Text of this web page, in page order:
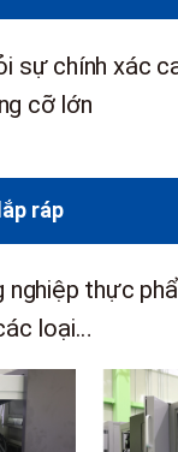
sự chính xác
cỡ lớn
ráp
nghiệp thực
loại…